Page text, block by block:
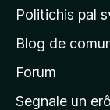
e
r
i
n
Politichis pal
Blog de
Forum
Segnale un